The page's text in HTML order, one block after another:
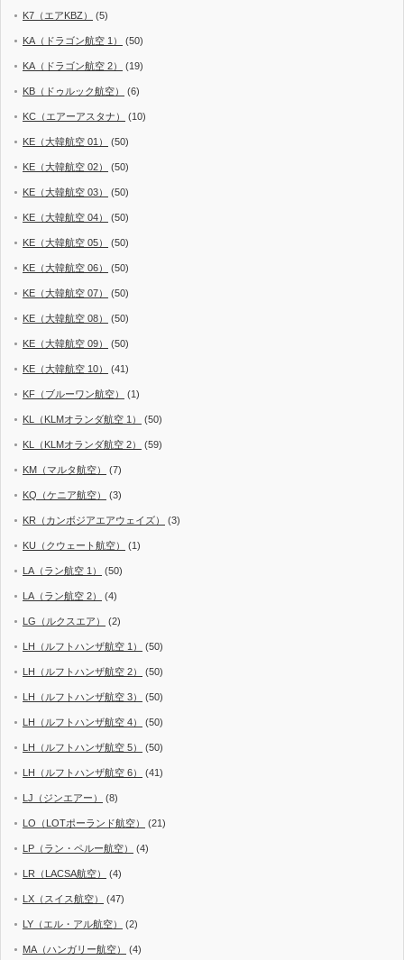
K7（エアKBZ） (5)
KA（ドラゴン航空 1） (50)
KA（ドラゴン航空 2） (19)
KB（ドゥルック航空） (6)
KC（エアーアスタナ） (10)
KE（大韓航空 01） (50)
KE（大韓航空 02） (50)
KE（大韓航空 03） (50)
KE（大韓航空 04） (50)
KE（大韓航空 05） (50)
KE（大韓航空 06） (50)
KE（大韓航空 07） (50)
KE（大韓航空 08） (50)
KE（大韓航空 09） (50)
KE（大韓航空 10） (41)
KF（ブルーワン航空） (1)
KL（KLMオランダ航空 1） (50)
KL（KLMオランダ航空 2） (59)
KM（マルタ航空） (7)
KQ（ケニア航空） (3)
KR（カンボジアエアウェイズ） (3)
KU（クウェート航空） (1)
LA（ラン航空 1） (50)
LA（ラン航空 2） (4)
LG（ルクスエア） (2)
LH（ルフトハンザ航空 1） (50)
LH（ルフトハンザ航空 2） (50)
LH（ルフトハンザ航空 3） (50)
LH（ルフトハンザ航空 4） (50)
LH（ルフトハンザ航空 5） (50)
LH（ルフトハンザ航空 6） (41)
LJ（ジンエアー） (8)
LO（LOTポーランド航空） (21)
LP（ラン・ペルー航空） (4)
LR（LACSA航空） (4)
LX（スイス航空） (47)
LY（エル・アル航空） (2)
MA（ハンガリー航空） (4)